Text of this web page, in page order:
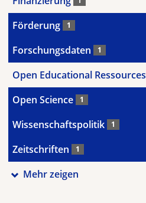
Förderung 1
Forschungsdaten 1
Open Educational Ressources
Open Science 1
Wissenschaftspolitik 1
Zeitschriften 1
Mehr zeigen